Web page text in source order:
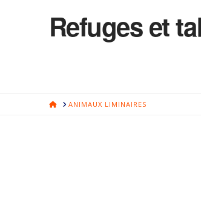
Refuges et
HOMEANIMAUX LIMINAIRES